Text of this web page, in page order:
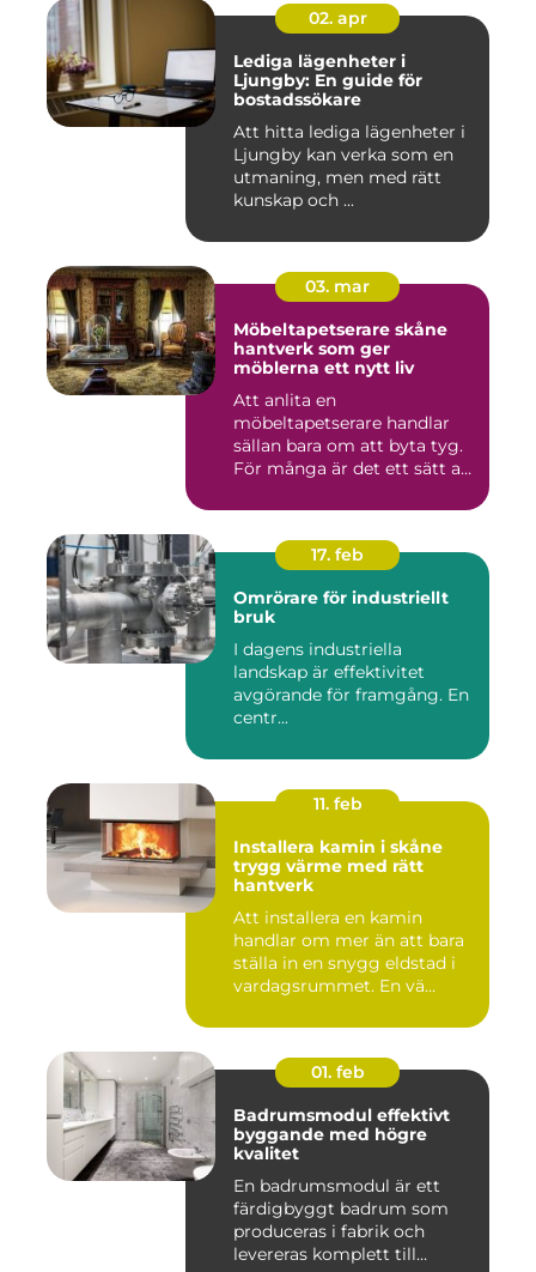
02. apr
Lediga lägenheter i
Ljungby: En guide för
bostadssökare
Att hitta lediga lägenheter i
Ljungby kan verka som en
utmaning, men med rätt
kunskap och ...
03. mar
Möbeltapetserare skåne
hantverk som ger
möblerna ett nytt liv
Att anlita en
möbeltapetserare handlar
sällan bara om att byta tyg.
För många är det ett sätt att
17. feb
Omrörare för industriellt
bruk
I dagens industriella
landskap är effektivitet
avgörande för framgång. En
centr...
11. feb
Installera kamin i skåne
trygg värme med rätt
hantverk
Att installera en kamin
handlar om mer än att bara
ställa in en snygg eldstad i
vardagsrummet. En vä...
01. feb
Badrumsmodul effektivt
byggande med högre
kvalitet
En badrumsmodul är ett
färdigbyggt badrum som
produceras i fabrik och
levereras komplett till